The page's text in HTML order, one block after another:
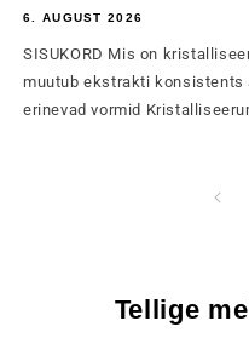
6. AUGUST 2026
SISUKORD Mis on
muutub ekstrakti konsistents
erinevad vormid
Tellige